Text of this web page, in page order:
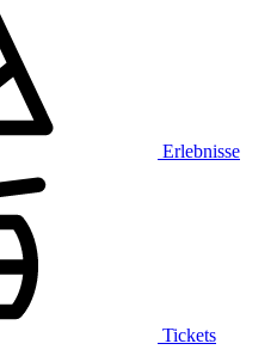
Erlebnisse
Tickets